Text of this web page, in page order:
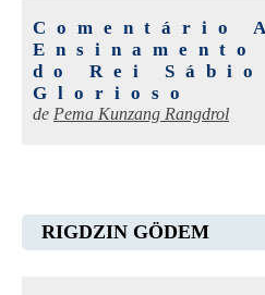
Comentário
do Rei Sábio
Glorioso
de Pema Kunzang Rangdrol
RIGDZIN GÖDEM